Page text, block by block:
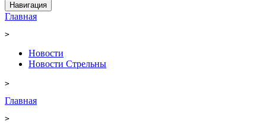
Навигация
Главная
>
Новости
Новости Стрельны
>
Главная
>